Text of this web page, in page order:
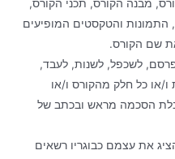
מבנה הקורס, תכני הקורס,
התמונות והטקסטים המופיעים
שם הקורס.
לשכפל, לשנות, לעבד,
או כל חלק מהקורס ו/או
הסכמה מראש ובכתב של
את עצמם כבוגריו רשאים